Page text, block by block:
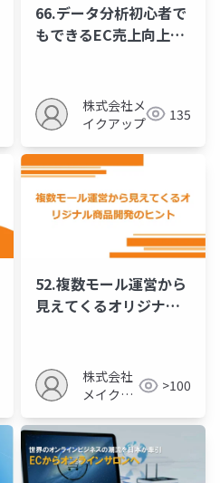
66.データ分析初心者で
もできるEC売上向上の
株式会社メ
イクアップ
135
52.複数モール運営から
見えてくるオリジナル
株式会社
メイクア
>100